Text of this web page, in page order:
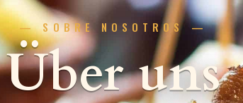
— SOBRE NOSOTROS —
Über uns